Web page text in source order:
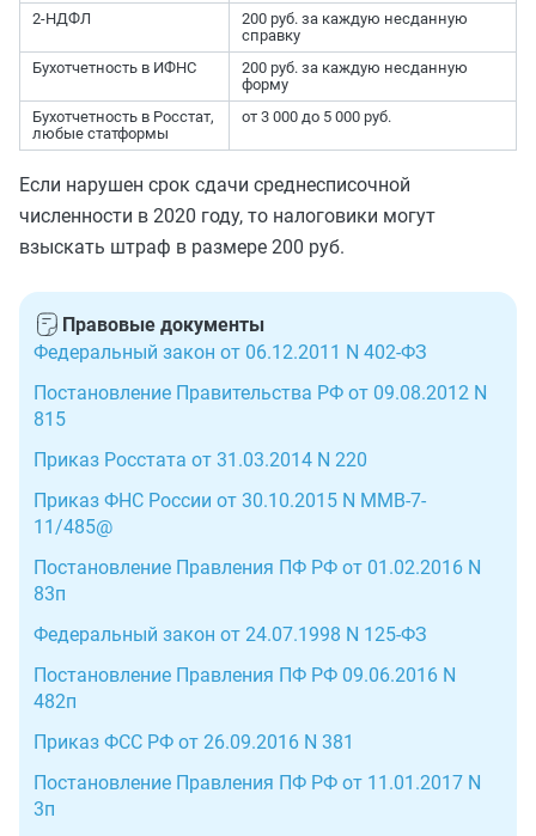
2-НДФЛ
200 руб. за каждую несданную
справку
Бухотчетность в ИФНС
200 руб. за каждую несданную
форму
Бухотчетность в Росстат,
любые статформы
от 3 000 до 5 000 руб.
Если нарушен срок сдачи среднесписочной
численности в 2020 году, то налоговики могут
взыскать штраф в размере 200 руб.
Правовые документы
Федеральный закон от 06.12.2011 N 402-ФЗ
Постановление Правительства РФ от 09.08.2012 N
815
Приказ Росстата от 31.03.2014 N 220
Приказ ФНС России от 30.10.2015 N ММВ-7-
11/485@
Постановление Правления ПФ РФ от 01.02.2016 N
83п
Федеральный закон от 24.07.1998 N 125-ФЗ
Постановление Правления ПФ РФ 09.06.2016 N
482п
Приказ ФСС РФ от 26.09.2016 N 381
Постановление Правления ПФ РФ от 11.01.2017 N
3п